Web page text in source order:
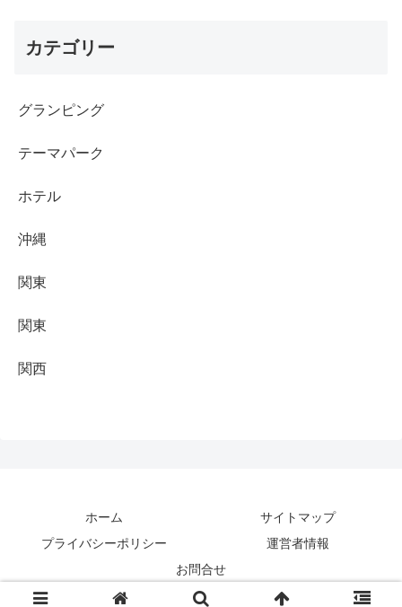
カテゴリー
グランピング
テーマパーク
ホテル
沖縄
関東
関東
関西
ホーム
サイトマップ
プライバシーポリシー
運営者情報
お問合せ
© 2022-2026 最高な景色を求めて ＜旅行記＞.